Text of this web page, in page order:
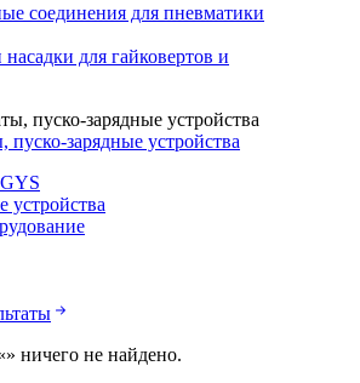
соединения для пневматики
для гайковертов и
зарядные устройства
устройства
» ничего не найдено.